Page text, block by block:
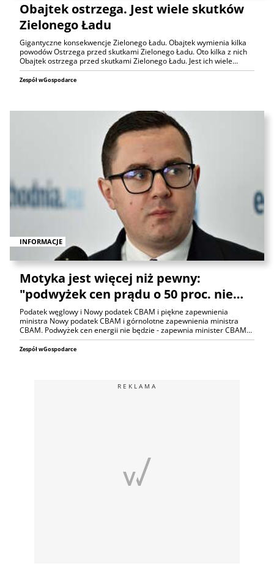
Obajtek ostrzega. Jest wiele skutków
Zielonego Ładu
Gigantyczne konsekwencje Zielonego Ładu. Obajtek wymienia kilka
powodów Ostrzega przed skutkami Zielonego Ładu. Oto kilka z nich
Obajtek ostrzega przed skutkami Zielonego Ładu. Jest ich wiele…
Zespół wGospodarce
INFORMACJE
Motyka jest więcej niż pewny:
"podwyżek cen prądu o 50 proc. nie…
Podatek węglowy i Nowy podatek CBAM i piękne zapewnienia
ministra Nowy podatek CBAM i górnolotne zapewnienia ministra
CBAM. Podwyżek cen energii nie będzie - zapewnia minister CBAM…
Zespół wGospodarce
REKLAMA